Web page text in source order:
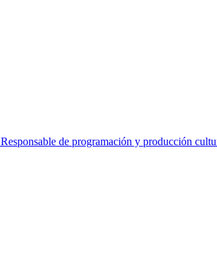
Responsable de programación y producción